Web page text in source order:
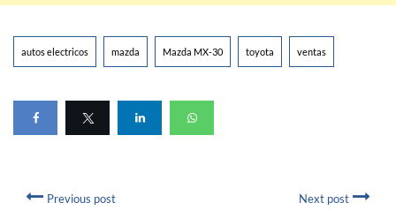
autos electricos mazda Mazda MX-30 toyota ventas
Previous post Next post